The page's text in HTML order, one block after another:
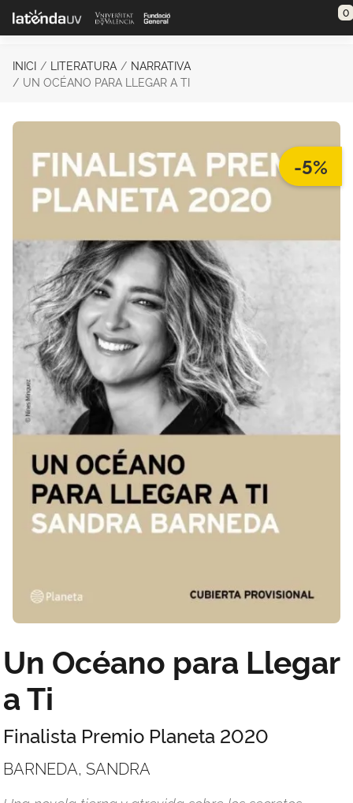
Saltar al contenido principal 0
INICI LITERATURA
NARRATIVA
UN OCÉANO PARA LLEGAR A TI
-5%
Un Océano para Llegar
a Ti
Finalista Premio Planeta 2020
BARNEDA, SANDRA